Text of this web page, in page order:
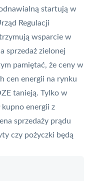
startują w
Regulacji
wsparcie w
sprzedaż zielonej
pamiętać, że ceny w
cen energii na rynku
tanieją. Tylko w
kupno energii z
sprzedaży prądu
czy pożyczki będą